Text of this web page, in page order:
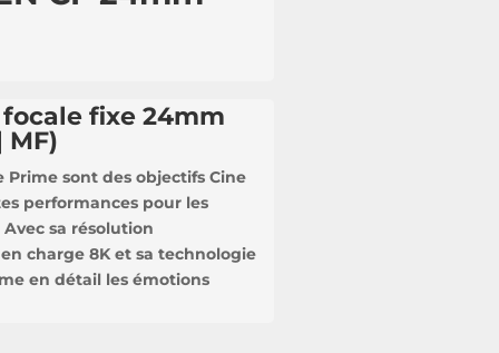
fixe 24mm
MF)
Prime sont des objectifs Cine
performances pour les
sa résolution
charge 8K et sa technologie
en détail les émotions